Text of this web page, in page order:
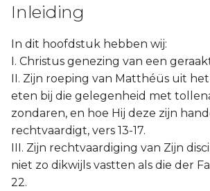
Inleiding
In dit hoofdstuk hebben wij:
I. Christus genezing van een
II. Zijn roeping van Matthéüs uit
eten bij die gelegenheid met
zondaren, en hoe Hij deze zijn
rechtvaardigt, vers 13-17.
III. Zijn rechtvaardiging van Zijn
niet zo dikwijls vastten als die der
22.